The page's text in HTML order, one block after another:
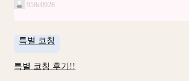
958c0928
특별 코칭
특별 코칭 후기!!